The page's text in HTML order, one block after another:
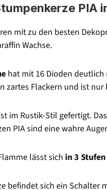
mit zu den besten
Wachse.
hat mit 16 Dioden
zartes Flackern und ist
im Rustik-Stil gefertigt.
PIA sind eine wahre
lässt sich in 3 Stufen
befindet sich ein